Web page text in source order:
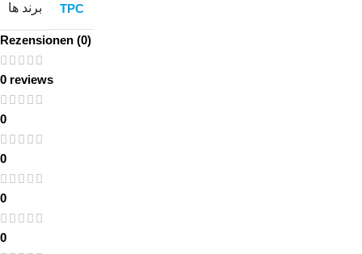
برند ها TPC
Rezensionen (0)
0 reviews
0
0
0
0